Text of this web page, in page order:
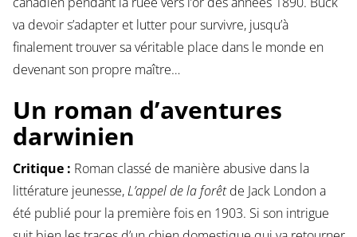
va devoir s’adapter et lutter pour survivre, jusqu’à
finalement trouver sa véritable place dans le monde en
devenant son propre maître…
Un roman d’aventures
darwinien
Critique : Roman classé de manière abusive dans la
littérature jeunesse,L’appel de la forêtde Jack London a
été publié pour la première fois en 1903. Si son intrigue